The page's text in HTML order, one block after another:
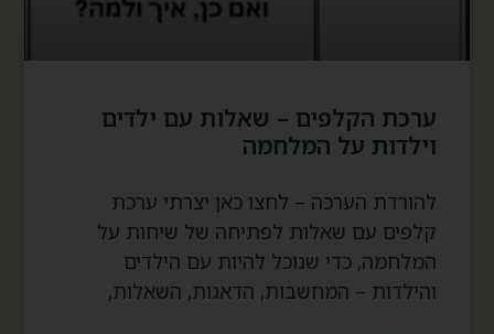
ערכת הקלפים – שאלות עם ילדים
וילדות על המלחמה
להורדת הערכה – לחצו כאן יצרתי ערכת
קלפים עם שאלות לפתיחה של שיחות על
המלחמה, כדי שנוכל להיות עם הילדים
והילדות – המחשבות, הדאגות, השאלות,